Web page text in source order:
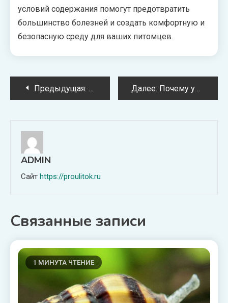
условий содержания помогут предотвратить
большинство болезней и создать комфортную и
безопасную среду для ваших питомцев.
Навигация
записям
Предыдущая: Как устроен панцирь улитки и его
Далее: Почему улитки прячутся в панцирь? Раскрываем тайны моллюсков
ADMIN
Сайт https://proulitok.ru
Связанные записи
1 МИНУТА ЧТЕНИЕ